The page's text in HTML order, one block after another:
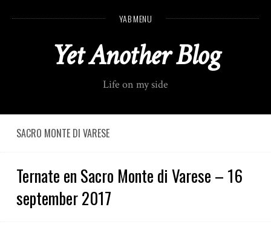
n
YAB MENU
Yet Another Blog
Life on my side
SACRO MONTE DI VARESE
Ternate en Sacro Monte di Varese – 16
september 2017